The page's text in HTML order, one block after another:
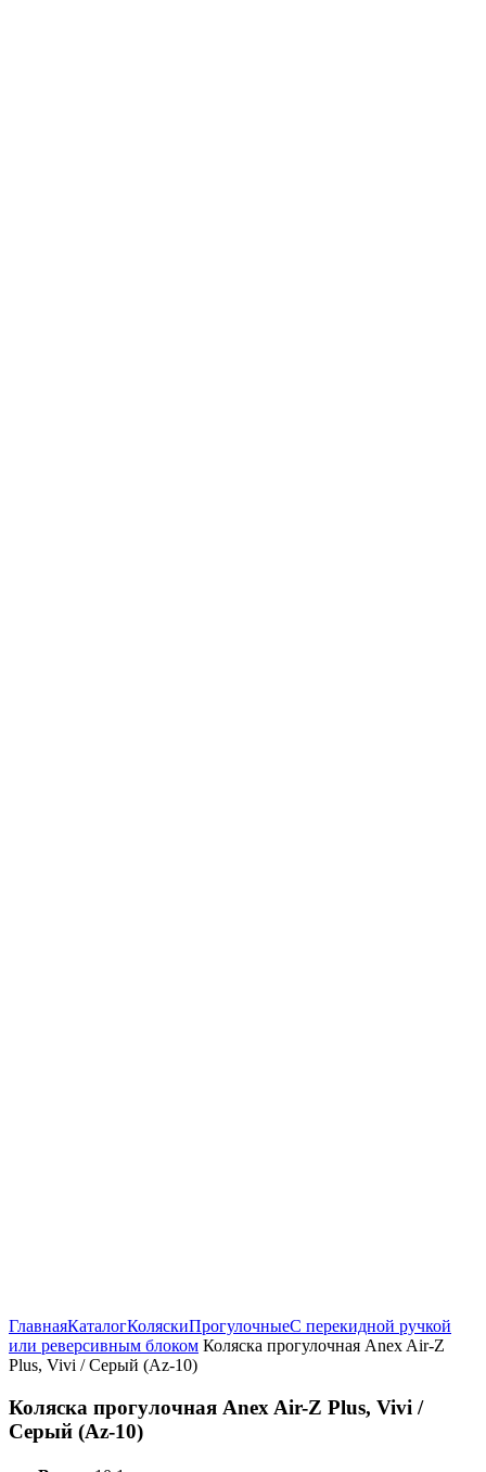
ГлавнаяКаталогКоляскиПрогулочныеС перекидной ручкой
или реверсивным блоком Коляска прогулочная Anex Air-Z
Plus, Vivi / Серый (Az-10)
Коляска прогулочная Anex Air-Z Plus, Vivi /
Серый (Az-10)